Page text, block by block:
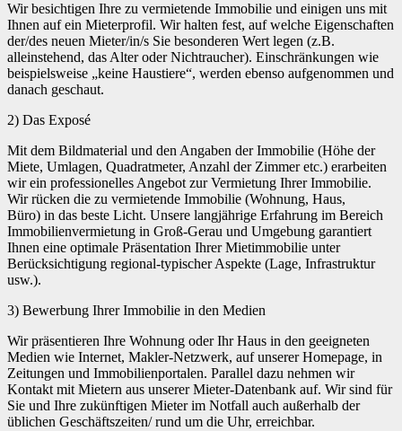
Wir besichtigen Ihre zu vermietende Immobilie und einigen uns mit
Ihnen auf ein Mieterprofil. Wir halten fest, auf welche Eigenschaften
der/des neuen Mieter/in/s Sie besonderen Wert legen (z.B.
alleinstehend, das Alter oder Nichtraucher). Einschränkungen wie
beispielsweise „keine Haustiere“, werden ebenso aufgenommen und
danach geschaut.
2) Das Exposé
Mit dem Bildmaterial und den Angaben der Immobilie (Höhe der
Miete, Umlagen, Quadratmeter, Anzahl der Zimmer etc.) erarbeiten
wir ein professionelles Angebot zur Vermietung Ihrer Immobilie.
Wir rücken die zu vermietende Immobilie (Wohnung, Haus,
Büro) in das beste Licht. Unsere langjährige Erfahrung im Bereich
Immobilienvermietung in Groß-Gerau und Umgebung garantiert
Ihnen eine optimale Präsentation Ihrer Mietimmobilie unter
Berücksichtigung regional-typischer Aspekte (Lage, Infrastruktur
usw.).
3) Bewerbung Ihrer Immobilie in den Medien
Wir präsentieren Ihre Wohnung oder Ihr Haus in den geeigneten
Medien wie Internet, Makler-Netzwerk, auf unserer Homepage, in
Zeitungen und Immobilienportalen. Parallel dazu nehmen wir
Kontakt mit Mietern aus unserer Mieter-Datenbank auf. Wir sind für
Sie und Ihre zukünftigen Mieter im Notfall auch außerhalb der
üblichen Geschäftszeiten/ rund um die Uhr, erreichbar.